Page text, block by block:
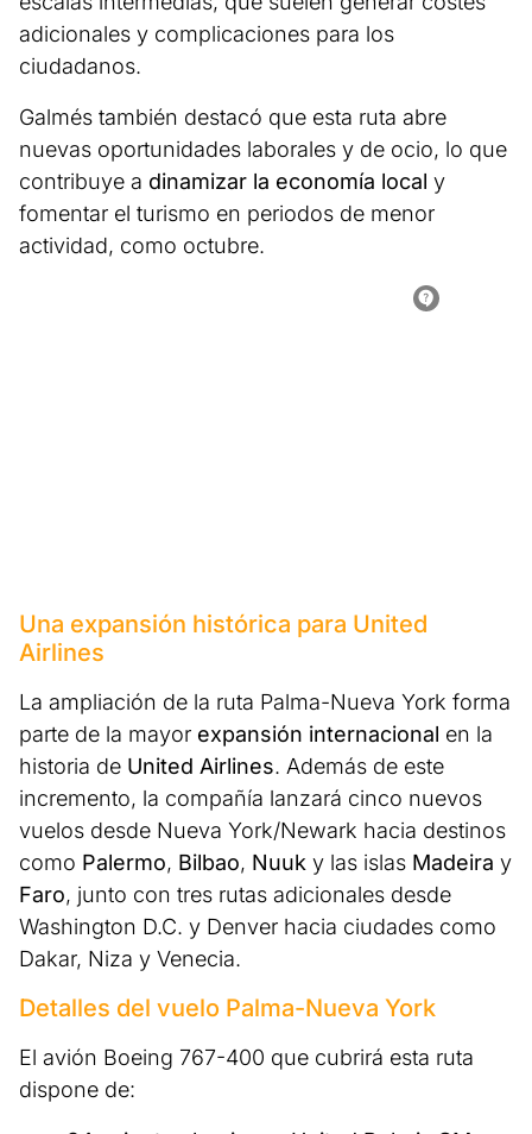
adicionales y complicaciones para los
ciudadanos.
Galmés también destacó que esta ruta abre
nuevas oportunidades laborales y de ocio, lo que
contribuye a dinamizar la economía local y
fomentar el turismo en periodos de menor
actividad, como octubre.
Una expansión histórica para United
Airlines
La ampliación de la ruta Palma-Nueva York forma
parte de la mayor expansión internacional en la
historia de United Airlines. Además de este
incremento, la compañía lanzará cinco nuevos
vuelos desde Nueva York/Newark hacia destinos
como Palermo, Bilbao, Nuuk y las islas Madeira y
Faro, junto con tres rutas adicionales desde
Washington D.C. y Denver hacia ciudades como
Dakar, Niza y Venecia.
Detalles del vuelo Palma-Nueva York
El avión Boeing 767-400 que cubrirá esta ruta
dispone de: